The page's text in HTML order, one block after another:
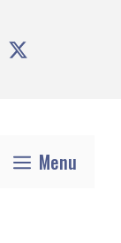
Menu